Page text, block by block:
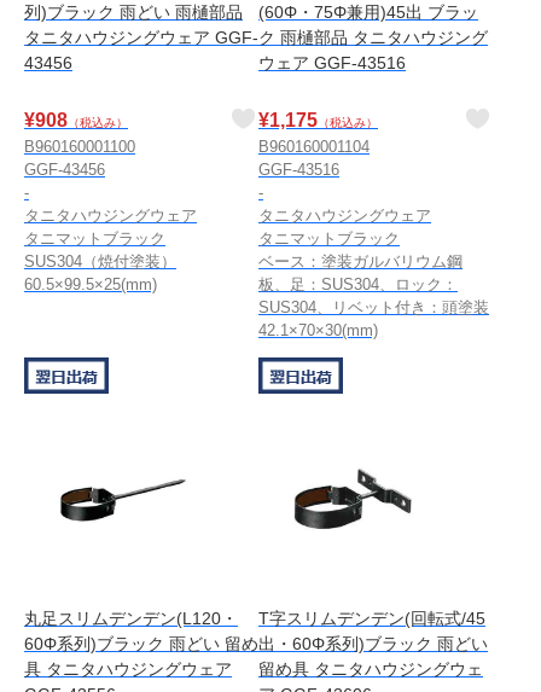
列)ブラック 雨どい 雨樋部品
タニタハウジングウェア GGF-
43456
¥908 （税込み）
B960160001100
GGF-43456
-
タニタハウジングウェア
タニマットブラック
SUS304（焼付塗装）
60.5×99.5×25(mm)
(60Φ・75Φ兼用)45出 ブラッ
ク 雨樋部品 タニタハウジング
ウェア GGF-43516
¥1,175 （税込み）
B960160001104
GGF-43516
-
タニタハウジングウェア
タニマットブラック
ベース：塗装ガルバリウム鋼
板、足：SUS304、ロック：
SUS304、リベット付き：頭塗装
42.1×70×30(mm)
丸足スリムデンデン(L120・
60Φ系列)ブラック 雨どい 留め
具 タニタハウジングウェア
T字スリムデンデン(回転式/45
出・60Φ系列)ブラック 雨どい
留め具 タニタハウジングウェ